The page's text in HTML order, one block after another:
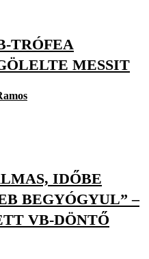
TRÓFEA
MESSIT
IDŐBE
BEGYÓGYUL” –
VB-DÖNTŐ